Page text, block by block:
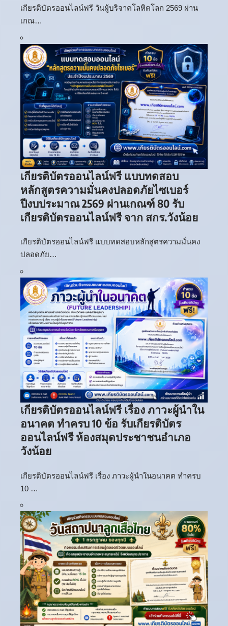
เกียรติบัตรออนไลน์ฟรี วันผู้บริจาคโลหิตโลก 2569 ผ่าน
เกณ…
เกียรติบัตรออนไลน์ฟรี แบบทดสอบ
หลักสูตรความมั่นคงปลอดภัยไซเบอร์
ปีงบประมาณ 2569 ผ่านเกณฑ์ 80 รับ
เกียรติบัตรออนไลน์ฟรี จาก สกร.วังน้อย
เกียรติบัตรออนไลน์ฟรี แบบทดสอบหลักสูตรความมั่นคง
ปลอดภัย…
เกียรติบัตรออนไลน์ฟรี เรื่อง ภาวะผู้นำใน
อนาคต ทำครบ 10 ข้อ รับเกียรติบัตร
ออนไลน์ฟรี ห้องสมุดประชาชนอำเภอ
วังน้อย
เกียรติบัตรออนไลน์ฟรี เรื่อง ภาวะผู้นำในอนาคต ทำครบ
10 …